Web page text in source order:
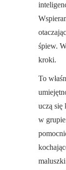
śpiew.
kroki.
To
uczą się
w